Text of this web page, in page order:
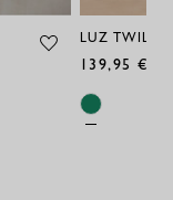
LUZ TWILL
139,95 €